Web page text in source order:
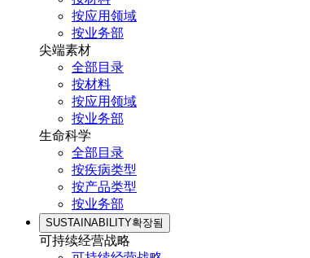
按应用领域
按业务部
尖端素材
全部目录
按材料
按应用领域
按业务部
生命科学
全部目录
按疾病类型
按产品类型
按业务部
SUSTAINABILITY확장됨
可持续经营战略